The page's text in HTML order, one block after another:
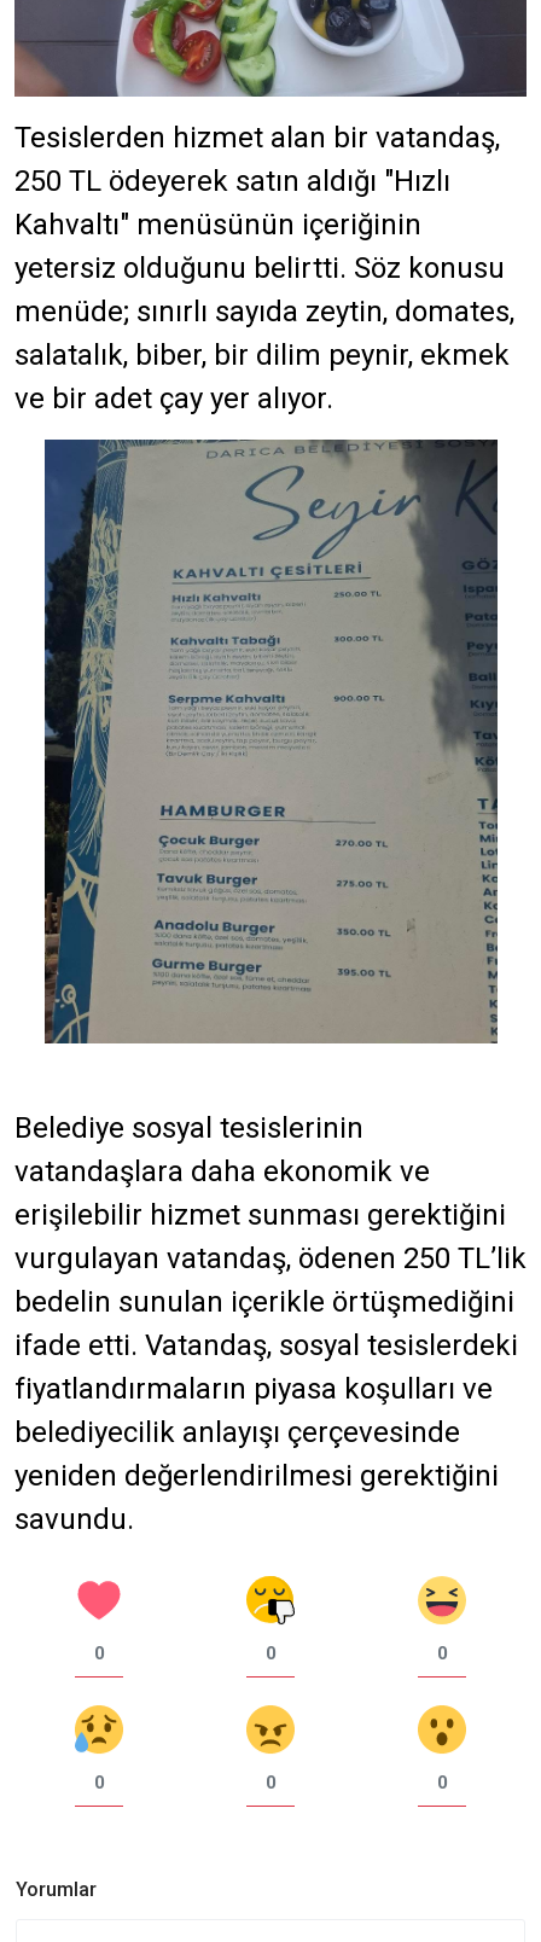
Tesislerden hizmet alan bir vatandaş,
250 TL ödeyerek satın aldığı "Hızlı
Kahvaltı" menüsünün içeriğinin
yetersiz olduğunu belirtti. Söz konusu
menüde; sınırlı sayıda zeytin, domates,
salatalık, biber, bir dilim peynir, ekmek
ve bir adet çay yer alıyor.
Belediye sosyal tesislerinin
vatandaşlara daha ekonomik ve
erişilebilir hizmet sunması gerektiğini
vurgulayan vatandaş, ödenen 250 TL’lik
bedelin sunulan içerikle örtüşmediğini
ifade etti. Vatandaş, sosyal tesislerdeki
fiyatlandırmaların piyasa koşulları ve
belediyecilik anlayışı çerçevesinde
yeniden değerlendirilmesi gerektiğini
savundu.
0 0 0
0 0 0
Yorumlar